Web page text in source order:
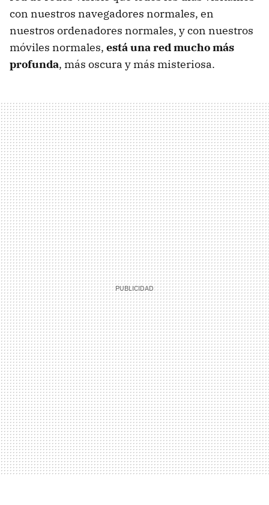
con nuestros navegadores normales, en
nuestros ordenadores normales, y con nuestros
móviles normales, está una red mucho más
profunda, más oscura y más misteriosa.